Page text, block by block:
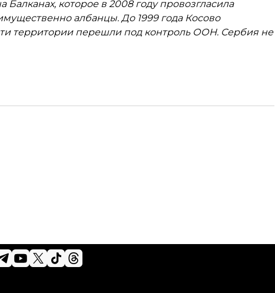
которое в 2008 году провозгласила
албанцы. До 1999 года Косово
территории перешли под контроль ООН. Сербия не